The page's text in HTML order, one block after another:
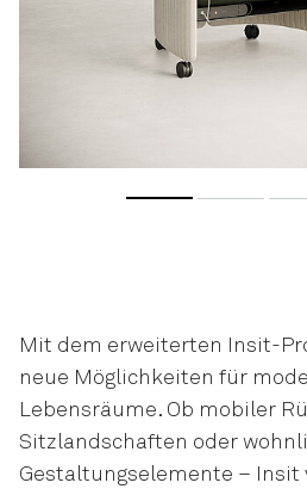
Mit dem erweiterten Insit-
neue Möglichkeiten für
Lebensräume. Ob mobiler
Sitzlandschaften oder
Gestaltungselemente –